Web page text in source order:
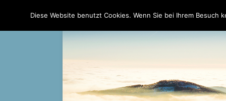
Diese Website benutzt Cookies. Wenn Sie bei Ihrem